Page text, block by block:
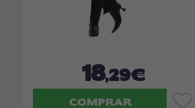
18,29€
COMPRAR